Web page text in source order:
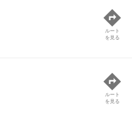
ルート
を見る
ルート
を見る